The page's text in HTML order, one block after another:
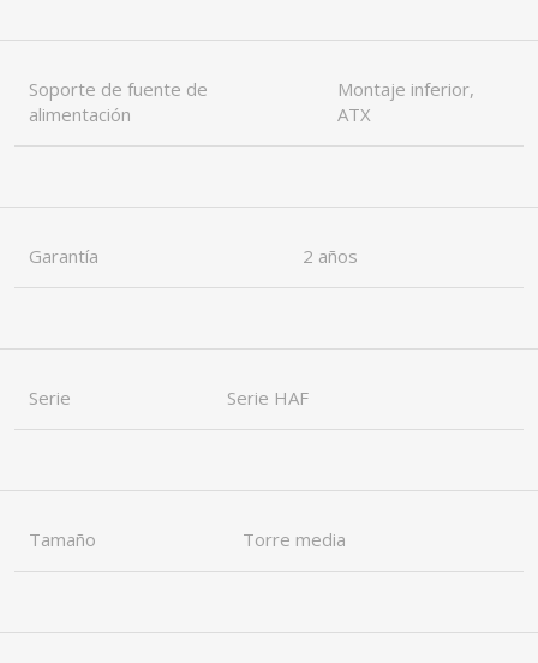
Soporte de fuente de
alimentación
Montaje inferior,
ATX
Garantía 2 años
Serie Serie HAF
Tamaño Torre media